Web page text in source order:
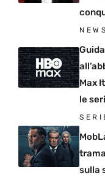
NEWS
Max
le
sulla